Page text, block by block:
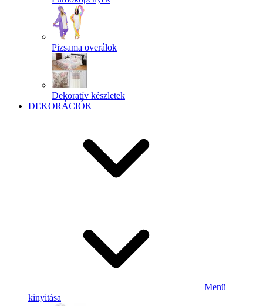
Pizsama overálok
Dekoratív készletek
DEKORÁCIÓK
Menü
kinyitása